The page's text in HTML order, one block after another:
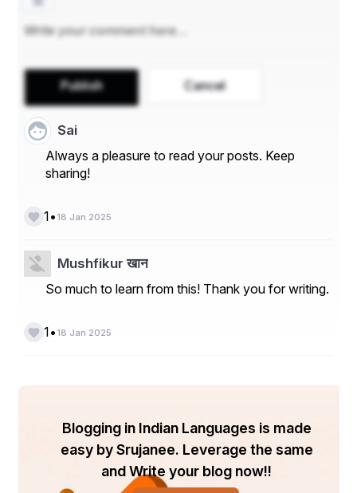
ईश्वर की नज़र मैं सब बराबर हैं । इंसान की नज़र मै क्यों नहीं
लेखक - ज़ुबैर खान........✍️
Publish Cancel
Sai
Always a pleasure to read your posts. Keep
sharing!
1• 18 Jan 2025
Mushfikur खान
So much to learn from this! Thank you for writing.
1• 18 Jan 2025
Blogging in Indian Languages is made
easy by Srujanee. Leverage the same
and Write your blog now!!